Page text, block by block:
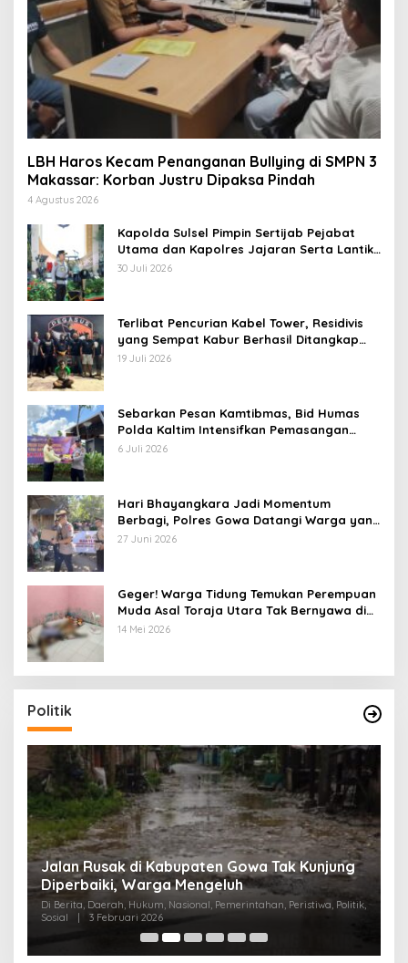
LBH Haros Kecam Penanganan Bullying di SMPN 3
Makassar: Korban Justru Dipaksa Pindah
4 Agustus 2026
Kapolda Sulsel Pimpin Sertijab Pejabat
Utama dan Kapolres Jajaran Serta Lantik
Karolog dan Kapolresta Gowa
30 Juli 2026
Terlibat Pencurian Kabel Tower, Residivis
yang Sempat Kabur Berhasil Ditangkap
Tim Gabungan di Jeneponto
19 Juli 2026
Sebarkan Pesan Kamtibmas, Bid Humas
Polda Kaltim Intensifkan Pemasangan
Spanduk serta Pembagian Stiker
6 Juli 2026
Hari Bhayangkara Jadi Momentum
Berbagi, Polres Gowa Datangi Warga yang
Membutuhkan
27 Juni 2026
Geger! Warga Tidung Temukan Perempuan
Muda Asal Toraja Utara Tak Bernyawa di
Kamar Kos
14 Mei 2026
Politik
Jalan Rusak di Kabupaten Gowa Tak Kunjung
Diperbaiki, Warga Mengeluh
Di Berita, Daerah, Hukum, Nasional, Pemerintahan, Peristiwa, Politik,
Sosial
| 3 Februari 2026